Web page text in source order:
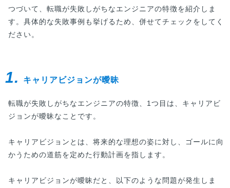
つづいて、転職が失敗しがちなエンジニアの特徴を紹介しま
す。具体的な失敗事例も挙げるため、併せてチェックをしてく
ださい。
1. キャリアビジョンが曖昧
転職が失敗しがちなエンジニアの特徴、1つ目は、キャリアビ
ジョンが曖昧なことです。
キャリアビジョンとは、将来的な理想の姿に対し、ゴールに向
かうための道筋を定めた行動計画を指します。
キャリアビジョンが曖昧だと、以下のような問題が発生しま